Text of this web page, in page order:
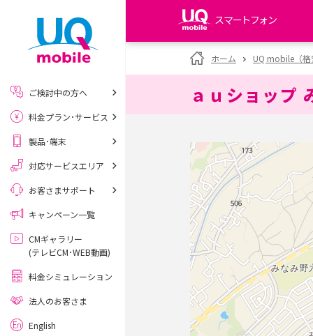
スマートフォン
my UQ WiMAX
UQ WiMAX ご契約の方
My UQ mobile
UQ mobile
データチャージサイト
ホーム UQ mobile（
ａｕショップ
ご検討中の方へ
料金プラン･サービス
製品･端末
対応サービスエリア
お客さまサポート
キャンペーン一覧
CMギャラリー
(テレビCM･WEB動画)
料金シミュレーション
法人のお客さま
English